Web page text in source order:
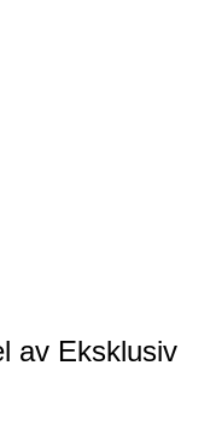
av Eksklusiv